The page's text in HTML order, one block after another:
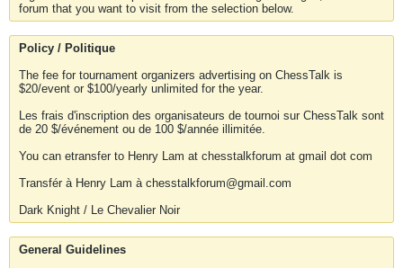
forum that you want to visit from the selection below.
Policy / Politique
The fee for tournament organizers advertising on ChessTalk is
$20/event or $100/yearly unlimited for the year.
Les frais d'inscription des organisateurs de tournoi sur ChessTalk sont
de 20 $/événement ou de 100 $/année illimitée.
You can etransfer to Henry Lam at chesstalkforum at gmail dot com
Transfér à Henry Lam à chesstalkforum@gmail.com
Dark Knight / Le Chevalier Noir
General Guidelines